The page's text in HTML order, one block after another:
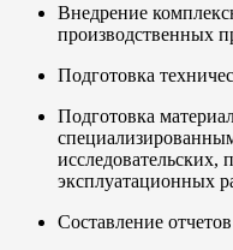
Внедрение
производственных
Подготовка
Подготовка
эксплуатационных
Составление